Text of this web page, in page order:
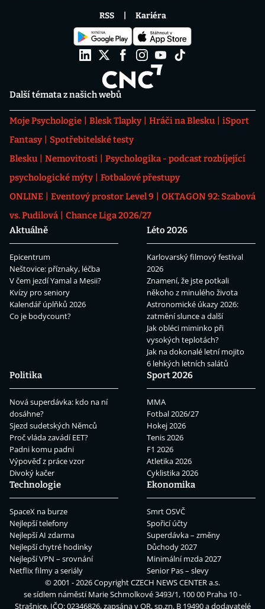
Další témata z našich webů
Moje Psychologie Blesk Tlapky Hráči na Blesku
iSport
Fantasy
Spotřebitelské testy
Blesku
Nemovitosti
Psychologika - podcast rozbíjející
psychologické mýty
Fotbalové přestupy
ONLINE
Eventový prostor Level 9
OKTAGON 92: Szabová
vs. Pudilová
Chance Liga 2026/27
Aktuálně
Epicentrum
Neštovice: příznaky, léčba
V čem jezdí Yamal a Mesii?
Kvízy pro seniory
Kalendář úplňků 2026
Co je bodycount?
Léto 2026
Karlovarský filmový festival
2026
Znamení, že jste potkali
někoho z minulého života
Astronomické úkazy 2026:
zatmění slunce a další
Jak obléci miminko při
vysokých teplotách?
Jak na dokonalé letní mojito
6 lehkých letních salátů
Politika
Nová superdávka: kdo na ní
dosáhne?
Sjezd sudetských Němců
Proč vláda zavádí EET?
Padni komu padni
Výpověď z práce vzor
Divoký kačer
Sport 2026
MMA
Fotbal 2026/27
Hokej 2026
Tenis 2026
F1 2026
Atletika 2026
Cyklistika 2026
Technologie
SpaceX na burze
Nejlepší telefony
Nejlepší AI zdarma
Nejlepší chytré hodinky
Nejlepší VPN – srovnání
Netflix filmy a seriály
Ekonomika
Smrt OSVČ
Spořicí účty
Superdávka – změny
Důchody 2027
Minimální mzda 2027
Senior Pas – slevy
RSS Kariéra
© 2001 - 2026 CopyrightCZECH NEWS CENTER a.s.
se sídlem náměstí Marie Schmolkové 3493/1, 100 00 Praha 10 -
Strašnice, IČO: 02346826, zapsána v OR, sp.zn. B 19490 a dodavatelé